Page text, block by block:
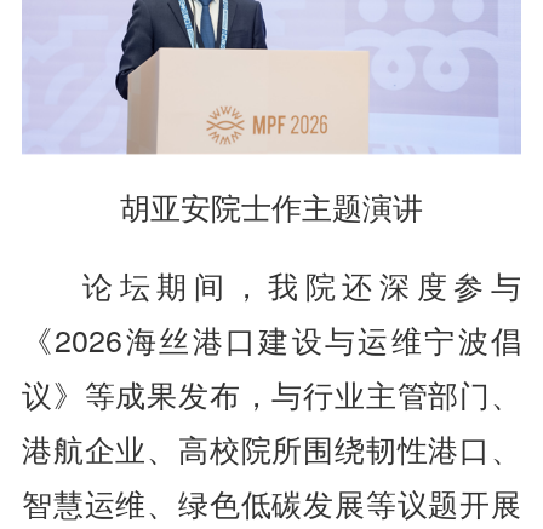
胡亚安院士作主题演讲
论坛期间，我院还深度参与
《2026海丝港口建设与运维宁波倡
议》等成果发布，与行业主管部门、
港航企业、高校院所围绕韧性港口、
智慧运维、绿色低碳发展等议题开展